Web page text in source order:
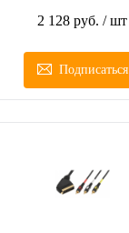
2 128 руб. / шт
Подписаться